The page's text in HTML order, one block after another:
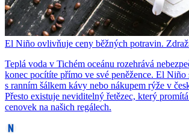
El Niño ovlivňuje ceny běžných potravin.
Teplá voda v Tichém oceánu rozehrává
konec pocítíte přímo ve své peněžence. El
s ranním šálkem kávy nebo nákupem rýže v
Přesto existuje neviditelný řetězec, který
cenovek na našich regálech.